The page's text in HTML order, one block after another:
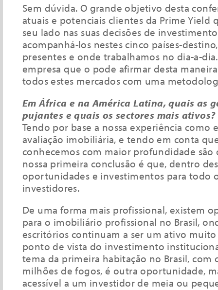
Sem dúvida. O grande objetivo desta
atuais e potenciais clientes da Prime Yield
seu lado nas suas decisões de
acompanhá-los nestes cinco países-
presentes e onde trabalhamos no dia-a-
empresa que o pode afirmar desta
todos estes mercados com uma
Em África e na América Latina, quais as
pujantes e quais os sectores mais ativos?
Tendo por base a nossa experiência como
avaliação imobiliária, e tendo em conta
conhecemos com maior profundidade são
nossa primeira conclusão é que, dentro
oportunidades e investimentos para todo
investidores.
De uma forma mais profissional, existem
para o imobiliário profissional no Brasil,
escritórios continuam a ser um ativo
ponto de vista do investimento
tema da primeira habitação no Brasil, com
milhões de fogos, é outra oportunidade,
acessível a um investidor de meia ou